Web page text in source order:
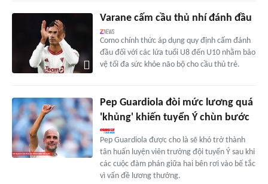
Varane cấm cầu thủ nhí đánh đầu
Como chính thức áp dụng quy định cấm đánh
đầu đối với các lứa tuổi U8 đến U10 nhằm bảo
vệ tối đa sức khỏe não bộ cho cầu thủ trẻ.
Pep Guardiola đòi mức lương quá
'khủng' khiến tuyển Ý chùn bước
Pep Guardiola được cho là sẽ khó trở thành
tân huấn luyện viên trưởng đội tuyển Ý sau khi
các cuộc đàm phán giữa hai bên rơi vào bế tắc
vì vấn đề lương thưởng.